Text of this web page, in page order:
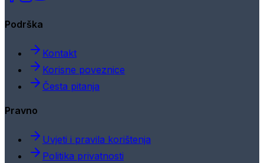
Podrška
Kontakt
Korisne poveznice
Česta pitanja
Pravno
Uvjeti i pravila korištenja
Politika privatnosti